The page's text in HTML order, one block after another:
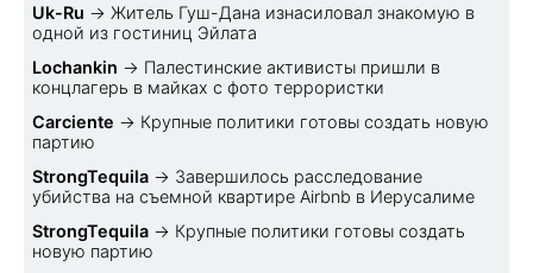
Uk-Ru → Житель Гуш-Дана изнасиловал знакомую в
одной из гостиниц Эйлата
Lochankin → Палестинские активисты пришли в
концлагерь в майках с фото террористки
Carciente → Крупные политики готовы создать новую
партию
StrongTequila → Завершилось расследование
убийства на съемной квартире Airbnb в Иерусалиме
StrongTequila → Крупные политики готовы создать
новую партию